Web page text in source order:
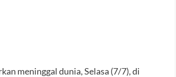
meninggal dunia, Selasa (7/7), di